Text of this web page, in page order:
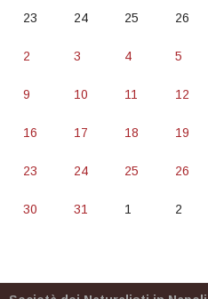
23 24 25 26
2 3 4 5
9 10 11 12
16 17 18 19
23 24 25 26
30 31 1 2